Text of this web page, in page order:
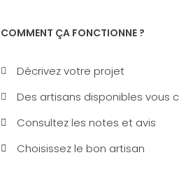
COMMENT ÇA FONCTIONNE ?
Décrivez votre projet
Des artisans disponibles vous
Consultez les notes et avis
Choisissez le bon artisan